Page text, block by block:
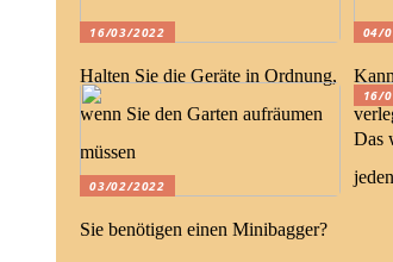
16/03/2022
Halten Sie die Geräte in Ordnung,
wenn Sie den Garten aufräumen
müssen
04/
03/02/2022
Sie benötigen einen Minibagger?
16/
Das